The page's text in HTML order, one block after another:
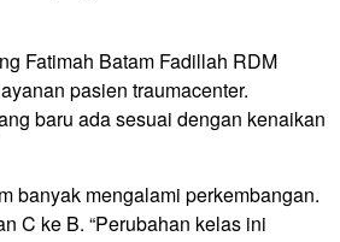
Fatimah Batam Fadillah RDM
pasien traumacenter.
baru ada sesuai dengan kenaikan
banyak mengalami perkembangan.
C ke B. “Perubahan kelas ini